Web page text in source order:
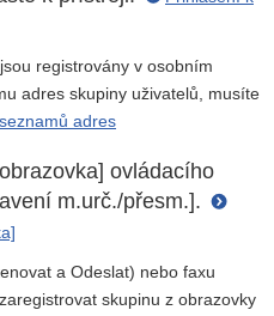
registrovány v osobním
adres skupiny uživatelů, musíte
adres
ovládacího
m.urč./přesm.].
a Odeslat) nebo faxu
skupinu z obrazovky